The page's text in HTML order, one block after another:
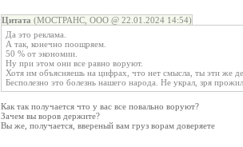
Цитата (МОСТРАНС, ООО @ 22.01.2024 14:54)
Да это реклама.
А так, конечно поощряем.
50 % от экономии.
Ну при этом они все равно воруют.
Хотя им объясняешь на цифрах, что нет смысла, ты эти же
Бесполезно это болезнь нашего народа. Не украл, зря
Как так получается что у вас все повально воруют?
Зачем вы воров держите?
Вы же, получается, ввереный вам груз ворам доверяете